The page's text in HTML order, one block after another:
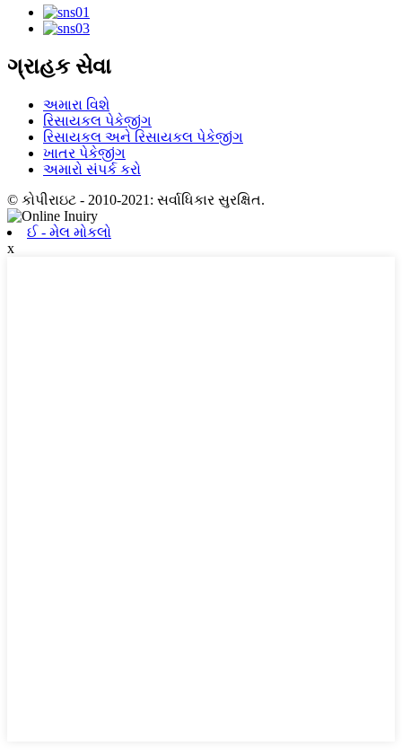
ગ્રાહક સેવા
અમારા વિશે
રિસાયકલ પેકેજીંગ
રિસાયકલ અને રિસાયકલ પેકેજીંગ
ખાતર પેકેજીંગ
અમારો સંપર્ક કરો
© કોપીરાઇટ - 2010-2021: સર્વાધિકાર સુરક્ષિત.
ઈ - મેલ મોકલો
x